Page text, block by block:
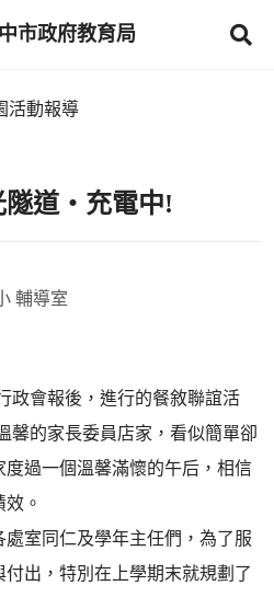
市政府教育局
活動報導
隧道‧充電中!
輔導室
政會報後，進行的餐敘聯誼活
馨的家長委員店家，看似簡單卻
過一個溫馨滿懷的午后，相信
。
室同仁及學年主任們，為了服
出，特別在上學期末就規劃了